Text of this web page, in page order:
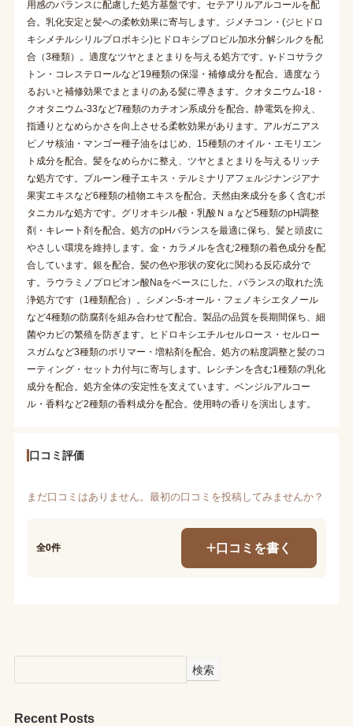
用感のバランスに配慮した処方基盤です。セテアリルアルコールを配
合。乳化安定と髪への柔軟効果に寄与します。ジメチコン・(ジヒドロ
キシメチルシリルプロポキシ)ヒドロキシプロピル加水分解シルクを配
合（3種類）。適度なツヤとまとまりを与える処方です。γ-ドコサラク
トン・コレステロールなど19種類の保湿・補修成分を配合。適度なう
るおいと補修効果でまとまりのある髪に導きます。クオタニウム-18・
クオタニウム-33など7種類のカチオン系成分を配合。静電気を抑え、
指通りとなめらかさを向上させる柔軟効果があります。アルガニアス
ピノサ核油・マンゴー種子油をはじめ、15種類のオイル・エモリエン
ト成分を配合。髪をなめらかに整え、ツヤとまとまりを与えるリッチ
な処方です。プルーン種子エキス・テルミナリアフェルジナンジアナ
果実エキスなど6種類の植物エキスを配合。天然由来成分を多く含むボ
タニカルな処方です。グリオキシル酸・乳酸Ｎａなど5種類のpH調整
剤・キレート剤を配合。処方のpHバランスを最適に保ち、髪と頭皮に
やさしい環境を維持します。金・カラメルを含む2種類の着色成分を配
合しています。銀を配合。髪の色や形状の変化に関わる反応成分で
す。ラウラミノプロピオン酸Naをベースにした、バランスの取れた洗
浄処方です（1種類配合）。シメン-5-オール・フェノキシエタノール
など4種類の防腐剤を組み合わせて配合。製品の品質を長期間保ち、細
菌やカビの繁殖を防ぎます。ヒドロキシエチルセルロース・セルロー
スガムなど3種類のポリマー・増粘剤を配合。処方の粘度調整と髪のコ
ーティング・セット力付与に寄与します。レシチンを含む1種類の乳化
成分を配合。処方全体の安定性を支えています。ベンジルアルコー
ル・香料など2種類の香料成分を配合。使用時の香りを演出します。
口コミ評価
まだ口コミはありません。最初の口コミを投稿してみませんか？
全0件 口コミを書く
検索
Recent Posts